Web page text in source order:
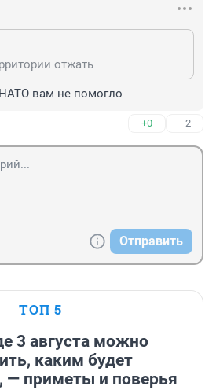
отжать
вам не помогло
+0 –2
Отправить
ТОП 5
3 августа можно
каким будет
— приметы и поверья